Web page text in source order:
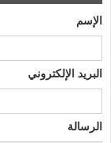
الإسم
البريد الإلكتروني
الرسالة